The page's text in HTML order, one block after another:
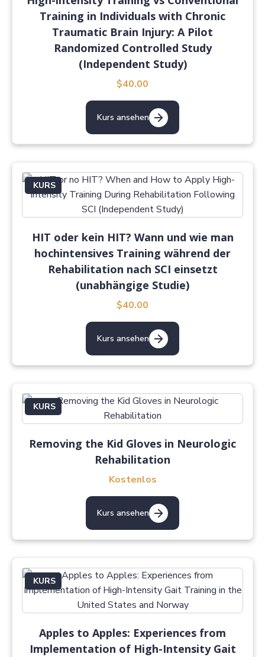
Training in Individuals with Chronic
Traumatic Brain Injury: A Pilot
Randomized Controlled Study
(Independent Study)
$40.00
Kurs ansehen
KURS
HIT oder kein HIT? Wann und wie man
hochintensives Training während der
Rehabilitation nach SCI einsetzt
(unabhängige Studie)
$40.00
Kurs ansehen
KURS
Removing the Kid Gloves in Neurologic
Rehabilitation
Kostenlos
Kurs ansehen
KURS
Apples to Apples: Experiences from
Implementation of High-Intensity Gait